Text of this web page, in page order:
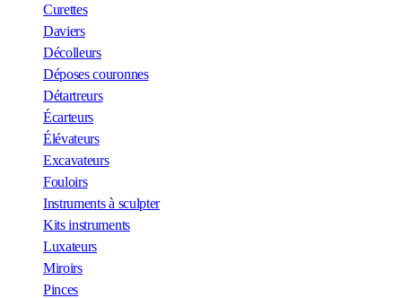
Curettes
Daviers
Décolleurs
Déposes couronnes
Détartreurs
Écarteurs
Élévateurs
Excavateurs
Fouloirs
Instruments à sculpter
Kits instruments
Luxateurs
Miroirs
Pinces